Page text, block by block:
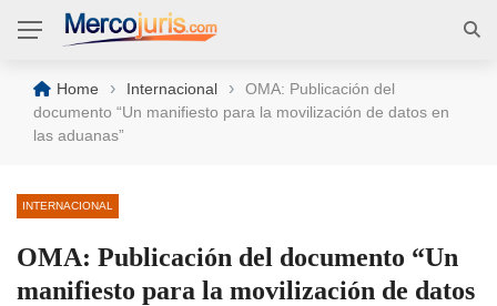
Home › Internacional ›
OMA: Publicación del
documento “Un manifiesto para la movilización de datos en
las aduanas”
INTERNACIONAL
OMA: Publicación del documento “Un
manifiesto para la movilización de datos